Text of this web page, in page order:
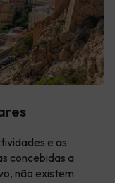
e as
concebidas a
não existem